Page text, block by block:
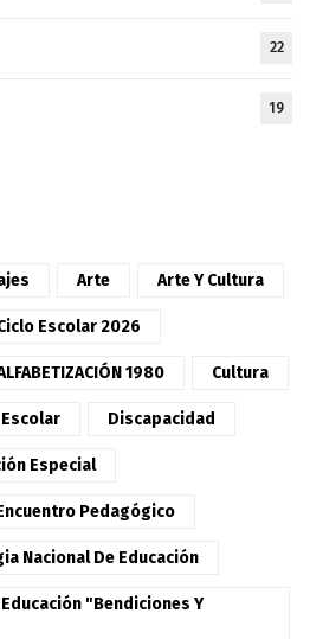
22
19
Arte Arte Y Cultura
Escolar 2026
1980 Cultura
Discapacidad
Especial
Pedagógico
Nacional De Educación
"Bendiciones Y